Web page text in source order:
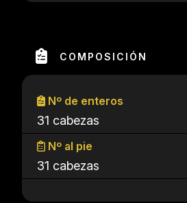
COMPOSICIÓN
Nº de enteros
31 cabezas
Nº al pie
31 cabezas